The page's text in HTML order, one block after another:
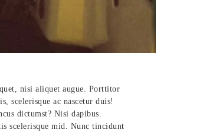
nisi aliquet augue. Porttitor
scelerisque ac nascetur duis!
dictumst? Nisi dapibus.
scelerisque mid. Nunc tincidunt